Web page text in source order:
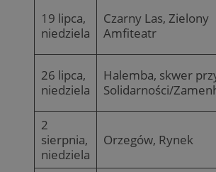
19 lipca,
niedziela
Czarny Las, Zielony
Amfiteatr
26 lipca,
niedziela
Halemba, skwer
Solidarności/
2
sierpnia,
niedziela
Orzegów, Rynek